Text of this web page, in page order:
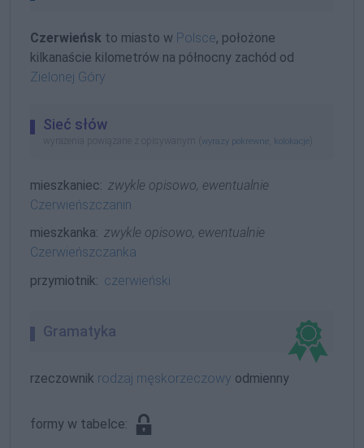
Czerwieńsk to miasto w Polsce, położone
kilkanaście kilometrów na północny zachód od
Zielonej Góry
Sieć słów
wyrażenia powiązane z opisywanym ( wyrazy pokrewne kolokacje
mieszkaniec: zwykle opisowo, ewentualnie
Czerwieńszczanin
mieszkanka: zwykle opisowo, ewentualnie
Czerwieńszczanka
przymiotnik: czerwieński
Gramatyka
rzeczownik rodzaj męskorzeczowy odmienny
formy w tabelce: